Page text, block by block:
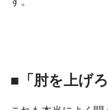
■「肘を上げ